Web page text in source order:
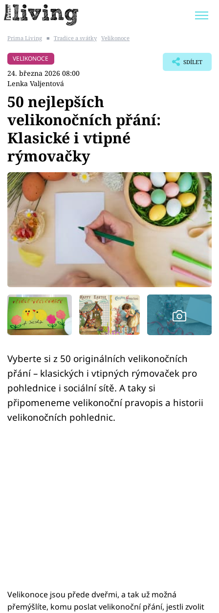
BYDLENÍ SLAVNÝCH
Témata
Bydlení
Zahrada
Design
Sledujte prima+
Přihlášení
Sledujte nás
Prima Living ■ Tradice a svátky Velikonoce
VELIKONOCE
24. března 2026 08:00
Lenka Valjentová
SDÍLET
50 nejlepších
velikonočních přání:
Klasické i vtipné
rýmovačky
Vyberte si z 50 originálních velikonočních
přání – klasických i vtipných rýmovaček pro
pohlednice i sociální sítě. A taky si
připomeneme velikonoční pravopis a historii
velikonočních pohlednic.
Velikonoce jsou přede dveřmi, a tak už možná
přemýšlíte, komu poslat velikonoční přání, jestli zvolit